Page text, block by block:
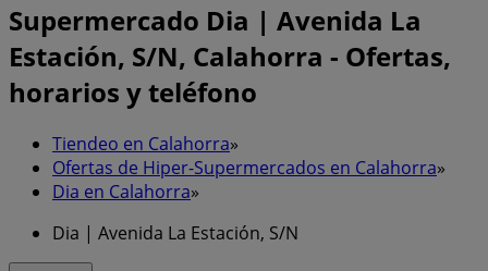
Supermercado Dia | Avenida La
Estación, S/N, Calahorra - Ofertas,
horarios y teléfono
Tiendeo en Calahorra»
Ofertas de Hiper-Supermercados en Calahorra»
Dia en Calahorra»
Dia | Avenida La Estación, S/N